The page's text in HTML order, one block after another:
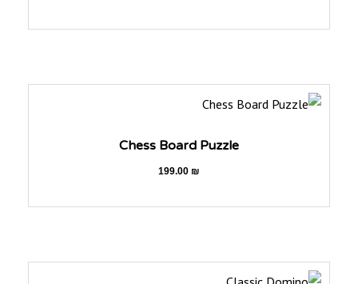
Chess Board Puzzle
199.00₪